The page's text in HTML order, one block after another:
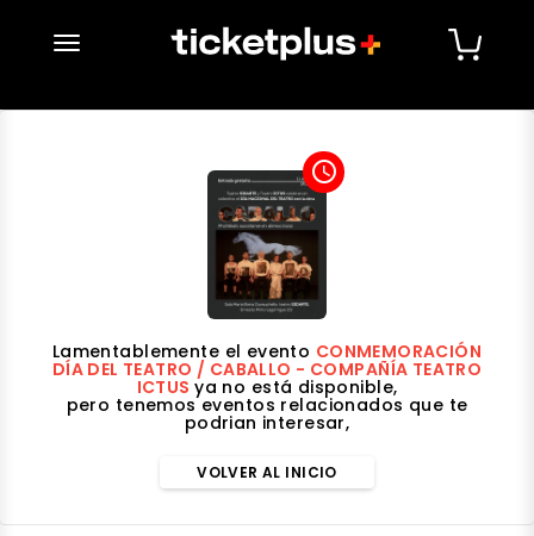
desplegar navegación
access_time
Lamentablemente el evento CONMEMORACIÓN
DÍA DEL TEATRO / CABALLO - COMPAÑÍA TEATRO
ICTUSya no está disponible,
pero tenemos eventos relacionados que te
podrian interesar,
VOLVER AL INICIO